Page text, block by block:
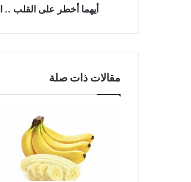
أيهما أخطر على القلب ..
مقالات ذات صلة